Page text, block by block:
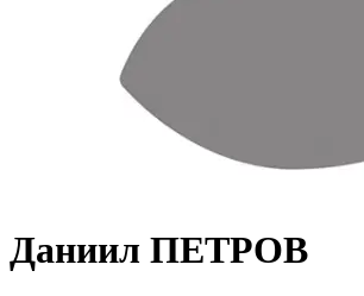
Даниил ПЕТРОВ